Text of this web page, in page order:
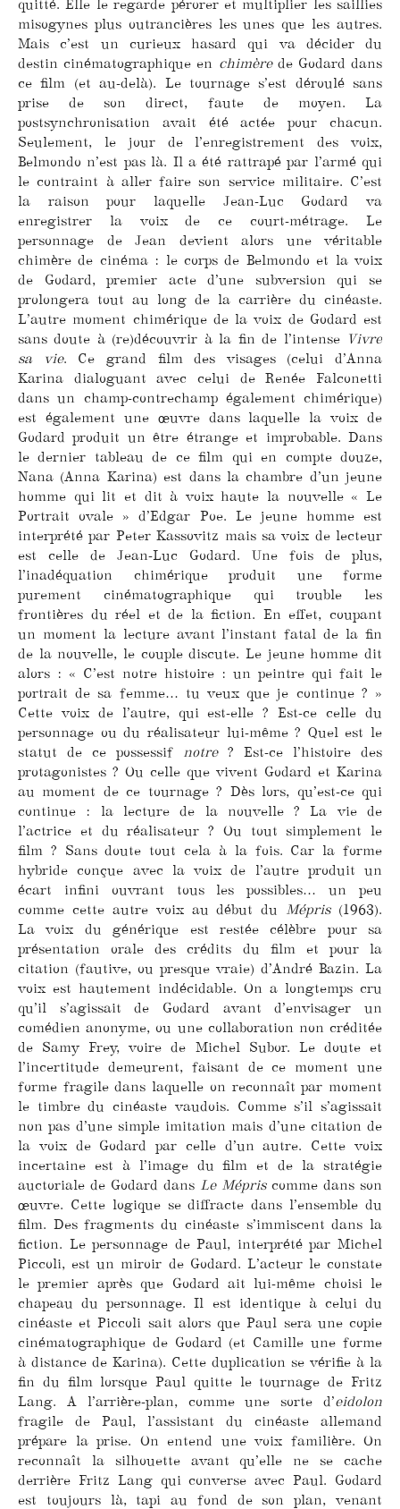
quitté. Elle le regarde pérorer et multiplier les saillies
misogynes plus outrancières les unes que les autres.
Mais c’est un curieux hasard qui va décider du
destin cinématographique en chimèrede Godard dans
ce film (et au-delà). Le tournage s’est déroulé sans
prise de son direct, faute de moyen. La
postsynchronisation avait été actée pour chacun.
Seulement, le jour de l’enregistrement des voix,
Belmondo n’est pas là. Il a été rattrapé par l’armé qui
le contraint à aller faire son service militaire. C’est
la raison pour laquelle Jean-Luc Godard va
enregistrer la voix de ce court-métrage. Le
personnage de Jean devient alors une véritable
chimère de cinéma : le corps de Belmondo et la voix
de Godard, premier acte d’une subversion qui se
prolongera tout au long de la carrière du cinéaste.
L’autre moment chimérique de la voix de Godard est
sans doute à (re)découvrir à la fin de l’intense Vivre
sa vie. Ce grand film des visages (celui d’Anna
Karina dialoguant avec celui de Renée Falconetti
dans un champ-contrechamp également chimérique)
est également une œuvre dans laquelle la voix de
Godard produit un être étrange et improbable. Dans
le dernier tableau de ce film qui en compte douze,
Nana (Anna Karina) est dans la chambre d’un jeune
homme qui lit et dit à voix haute la nouvelle « Le
Portrait ovale » d’Edgar Poe. Le jeune homme est
interprété par Peter Kassovitz mais sa voix de lecteur
est celle de Jean-Luc Godard. Une fois de plus,
l’inadéquation chimérique produit une forme
purement cinématographique qui trouble les
frontières du réel et de la fiction. En effet, coupant
un moment la lecture avant l’instant fatal de la fin
de la nouvelle, le couple discute. Le jeune homme dit
alors : « C’est notre histoire : un peintre qui fait le
portrait de sa femme… tu veux que je continue ? »
Cette voix de l’autre, qui est-elle ? Est-ce celle du
personnage ou du réalisateur lui-même ? Quel est le
statut de ce possessif notre? Est-ce l’histoire des
protagonistes ? Ou celle que vivent Godard et Karina
au moment de ce tournage ? Dès lors, qu’est-ce qui
continue : la lecture de la nouvelle ? La vie de
l’actrice et du réalisateur ? Ou tout simplement le
film ? Sans doute tout cela à la fois. Car la forme
hybride conçue avec la voix de l’autre produit un
écart infini ouvrant tous les possibles… un peu
comme cette autre voix au début du Mépris(1963).
La voix du générique est restée célèbre pour sa
présentation orale des crédits du film et pour la
citation (fautive, ou presque vraie) d’André Bazin. La
voix est hautement indécidable. On a longtemps cru
qu’il s’agissait de Godard avant d’envisager un
comédien anonyme, ou une collaboration non créditée
de Samy Frey, voire de Michel Subor. Le doute et
l’incertitude demeurent, faisant de ce moment une
forme fragile dans laquelle on reconnaît par moment
le timbre du cinéaste vaudois. Comme s’il s’agissait
non pas d’une simple imitation mais d’une citation de
la voix de Godard par celle d’un autre. Cette voix
incertaine est à l’image du film et de la stratégie
auctoriale de Godard dans Le Mépriscomme dans son
œuvre. Cette logique se diffracte dans l’ensemble du
film. Des fragments du cinéaste s’immiscent dans la
fiction. Le personnage de Paul, interprété par Michel
Piccoli, est un miroir de Godard. L’acteur le constate
le premier après que Godard ait lui-même choisi le
chapeau du personnage. Il est identique à celui du
cinéaste et Piccoli sait alors que Paul sera une copie
cinématographique de Godard (et Camille une forme
à distance de Karina). Cette duplication se vérifie à la
fin du film lorsque Paul quitte le tournage de Fritz
Lang. A l’arrière-plan, comme une sorte d’eidolon
fragile de Paul, l’assistant du cinéaste allemand
prépare la prise. On entend une voix familière. On
reconnaît la silhouette avant qu’elle ne se cache
derrière Fritz Lang qui converse avec Paul. Godard
est toujours là, tapi au fond de son plan, venant